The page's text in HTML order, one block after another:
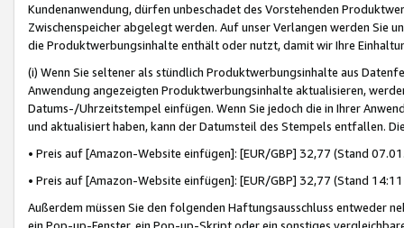
Kundenanwendung, dürfen unbeschadet des Vorstehenden
Zwischenspeicher abgelegt werden. Auf unser Verlangen werden Sie
die Produktwerbungsinhalte enthält oder nutzt, damit wir Ihre
(i) Wenn Sie seltener als stündlich Produktwerbungsinhalte aus
Anwendung angezeigten Produktwerbungsinhalte aktualisieren,
Datums-/Uhrzeitstempel einfügen. Wenn Sie jedoch die in Ihrer
und aktualisiert haben, kann der Datumsteil des Stempels entfallen.
• Preis auf [Amazon-Website einfügen]: [EUR/GBP] 32,77 (Stand
• Preis auf [Amazon-Website einfügen]: [EUR/GBP] 32,77 (Stand
Außerdem müssen Sie den folgenden Haftungsausschluss entweder
ein Pop-up-Fenster, ein Pop-up-Skript oder ein sonstiges